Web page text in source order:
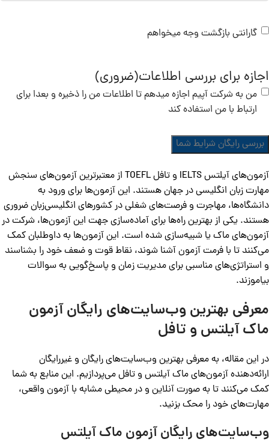
گارانتی بازگشت وجه میخواهم
اجازه برای بررسی اطلاعات(ضروری)
من به شرکت آپیم اجازه میدهم تا اطلاعات من را ذخیره و بعدا برای
ارتباط با من استفاده کند
آزمون‌های آیلتس IELTS و تافل TOEFL از معتبرترین آزمون‌های سنجش
مهارت زبان انگلیسی در جهان هستند. این آزمون‌ها برای ورود به
دانشگاه‌ها، مهاجرت و فرصت‌های شغلی در کشورهای انگلیسی‌زبان ضروری
هستند. یکی از بهترین راه‌ها برای آماده‌سازی جهت این آزمون‌ها، شرکت در
آزمون‌های ماک یا شبیه‌سازی شده است. این آزمون‌ها به داوطلبان کمک
می‌کنند تا با فرمت آزمون آشنا شوند، نقاط قوت و ضعف خود را بشناسند
و استراتژی‌های مناسبی برای مدیریت زمان و پاسخ‌گویی به سوالات
بیاموزند.
معرفی بهترین وب‌سایت‌های رایگان آزمون
ماک آیلتس و تافل
در این مقاله، به معرفی بهترین وب‌سایت‌های رایگان و غیررایگان
ارائه‌دهنده آزمون‌های ماک آیلتس و تافل می‌پردازیم. این منابع به شما
کمک می‌کنند تا به صورت آنلاین و در محیطی مشابه با آزمون واقعی،
مهارت‌های خود را محک بزنید.
وب‌سایت‌های رایگان آزمون ماک آیلتس